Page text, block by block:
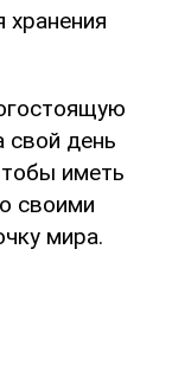
свой день
иметь
своими
мира.